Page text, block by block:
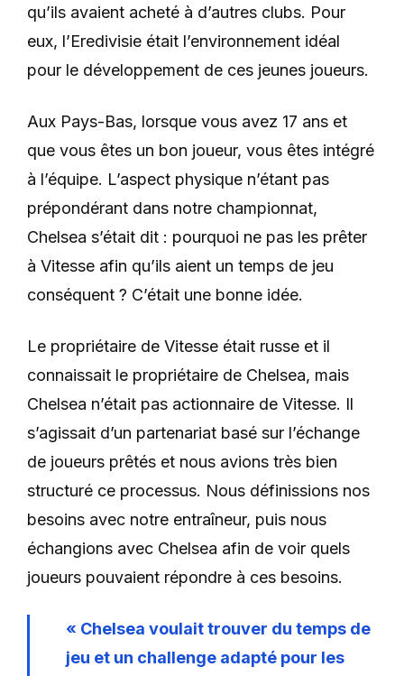
qu’ils avaient acheté à d’autres clubs. Pour
eux, l’Eredivisie était l’environnement idéal
pour le développement de ces jeunes joueurs.
Aux Pays-Bas, lorsque vous avez 17 ans et
que vous êtes un bon joueur, vous êtes intégré
à l’équipe. L’aspect physique n’étant pas
prépondérant dans notre championnat,
Chelsea s’était dit : pourquoi ne pas les prêter
à Vitesse afin qu’ils aient un temps de jeu
conséquent ? C’était une bonne idée.
Le propriétaire de Vitesse était russe et il
connaissait le propriétaire de Chelsea, mais
Chelsea n’était pas actionnaire de Vitesse. Il
s’agissait d’un partenariat basé sur l’échange
de joueurs prêtés et nous avions très bien
structuré ce processus. Nous définissions nos
besoins avec notre entraîneur, puis nous
échangions avec Chelsea afin de voir quels
joueurs pouvaient répondre à ces besoins.
« Chelsea voulait trouver du temps de
jeu et un challenge adapté pour les